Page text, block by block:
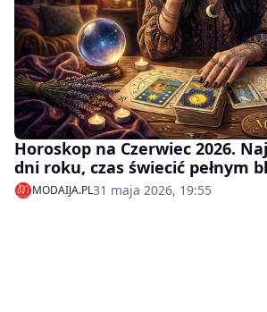
Horoskop na Czerwiec 2026.
dni roku, czas świecić pełnym
MODAIJA.PL31 maja 2026, 19:55